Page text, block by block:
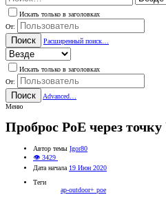
Искать только в заголовках
От:
Поиск Расширенный поиск…
Искать только в заголовках
От:
Поиск
Advanced…
Меню
Проброс РоЕ через
Автор темы Igor80
👁 3429
Дата начала 19 Июн 2020
Теги
ap-outdoor+ poe